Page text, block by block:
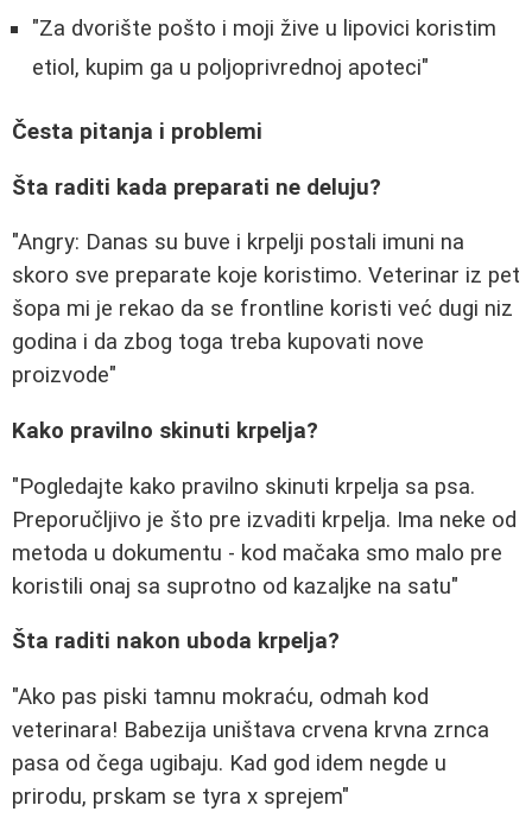
"Za dvorište pošto i moji žive u lipovici koristim
etiol, kupim ga u poljoprivrednoj apoteci"
Česta pitanja i problemi
Šta raditi kada preparati ne deluju?
"Angry: Danas su buve i krpelji postali imuni na
skoro sve preparate koje koristimo. Veterinar iz pet
šopa mi je rekao da se frontline koristi već dugi niz
godina i da zbog toga treba kupovati nove
proizvode"
Kako pravilno skinuti krpelja?
"Pogledajte kako pravilno skinuti krpelja sa psa.
Preporučljivo je što pre izvaditi krpelja. Ima neke od
metoda u dokumentu - kod mačaka smo malo pre
koristili onaj sa suprotno od kazaljke na satu"
Šta raditi nakon uboda krpelja?
"Ako pas piski tamnu mokraću, odmah kod
veterinara! Babezija uništava crvena krvna zrnca
pasa od čega ugibaju. Kad god idem negde u
prirodu, prskam se tyra x sprejem"